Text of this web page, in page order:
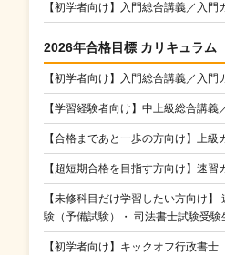
【初学者向け】入門総合講義／入門
2026年合格目標 カリキュラム
【初学者向け】入門総合講義／入門
【学習経験者向け】中上級総合講義
【合格まであと一歩の方向け】上級
【超短期合格を目指す方向け】速習
【未修科目だけ学習したい方向け
験（予備試験）・ 司法書士試験受験
【初学者向け】キックオフ行政書士